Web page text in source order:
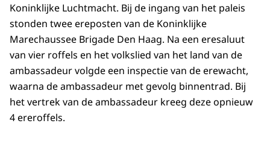
Koninklijke Luchtmacht. Bij de ingang van het paleis
stonden twee ereposten van de Koninklijke
Marechaussee Brigade Den Haag. Na een eresaluut
van vier roffels en het volkslied van het land van de
ambassadeur volgde een inspectie van de erewacht,
waarna de ambassadeur met gevolg binnentrad. Bij
het vertrek van de ambassadeur kreeg deze opnieuw
4 ereroffels.